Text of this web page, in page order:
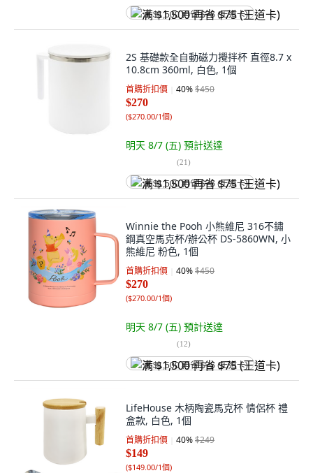
满 $1,500 再省 $75 (王道卡)
2S 基礎款全自動磁力攪拌杯 直徑8.7 x
10.8cm 360ml, 白色, 1個
首購折扣價 40%$450
$270
($270.00/1個)
明天 8/7 (五) 預計送達
(21)
满 $1,500 再省 $75 (王道卡)
Winnie the Pooh 小熊維尼 316不鏽
鋼真空馬克杯/辦公杯 DS-5860WN, 小
熊維尼 粉色, 1個
首購折扣價 40%$450
$270
($270.00/1個)
明天 8/7 (五) 預計送達
(12)
满 $1,500 再省 $75 (王道卡)
LifeHouse 木柄陶瓷馬克杯 情侶杯 禮
盒款, 白色, 1個
首購折扣價 40%$249
$149
($149.00/1個)